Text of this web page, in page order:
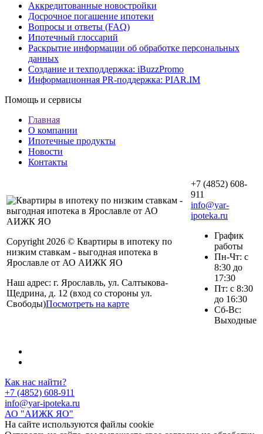
Аккредитованные новостройки
Досрочное погашение ипотеки
Вопросы и ответы (FAQ)
Ипотечный глоссарий
Раскрытие информации об обработке персональных
данных
Создание и техподдержка: iBuzzPromo
Информационная PR-поддержка: PIAR.IM
Помощь и сервисы
Главная
О компании
Ипотечные продукты
Новости
Контакты
Copyright 2026 © Квартиры в ипотеку по
низким ставкам - выгодная ипотека в
Ярославле от АО АИЖК ЯО
Наш адрес: г. Ярославль, ул. Салтыкова-
Щедрина, д. 12 (вход со стороны ул.
Свободы)Посмотреть на карте
+7 (4852) 608-
911
info@yar-
ipoteka.ru
График
работы
Пн-Чт: с
8:30 до
17:30
Пт: с 8:30
до 16:30
Сб-Вс:
Выходные
Как нас найти?
+7 (4852) 608-911
info@yar-ipoteka.ru
АО "АИЖК ЯО"
На сайте используются файлы cookie